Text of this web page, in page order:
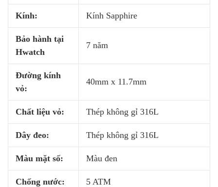
Kính: Kính Sapphire
Bảo hành tại
Hwatch
7 năm
Đường kính
vỏ:
40mm x 11.7mm
Chất liệu vỏ: Thép không gỉ 316L
Dây đeo: Thép không gỉ 316L
Màu mặt số: Màu đen
Chống nước: 5 ATM